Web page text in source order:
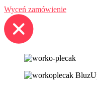
Wyceń zamówienie